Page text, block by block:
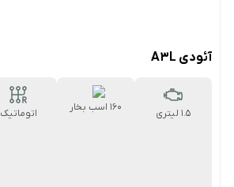
آئودی A3L
1.5 لیتری 160 اسب بخار
اتوماتیک